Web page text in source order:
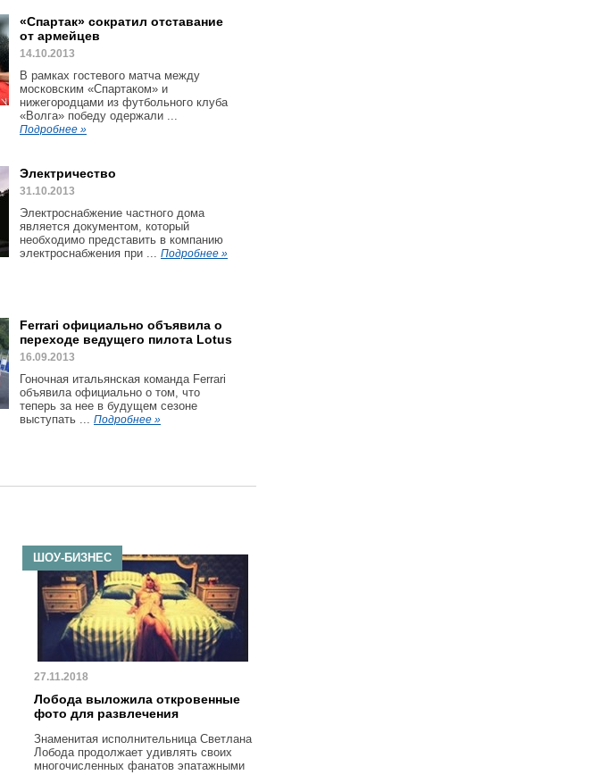
«Спартак» сократил отставание
от армейцев
14.10.2013
В рамках гостевого матча между
московским «Спартаком» и
нижегородцами из футбольного клуба
«Волга» победу одержали ...
Подробнее »
Электричество
31.10.2013
Электроснабжение частного дома
является документом, который
необходимо представить в компанию
электроснабжения при ... Подробнее »
Ferrari официально объявила о
переходе ведущего пилота Lotus
16.09.2013
Гоночная итальянская команда Ferrari
объявила официально о том, что
теперь за нее в будущем сезоне
выступать ... Подробнее »
ШОУ-БИЗНЕС
27.11.2018
Лобода выложила откровенные
фото для развлечения
Знаменитая исполнительница Светлана
Лобода продолжает удивлять своих
многочисленных фанатов эпатажными